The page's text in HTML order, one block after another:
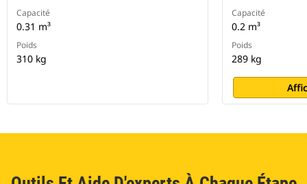
Capacité
0.31 m³
Poids
310 kg
Capacité
0.2 m³
Poids
289 kg